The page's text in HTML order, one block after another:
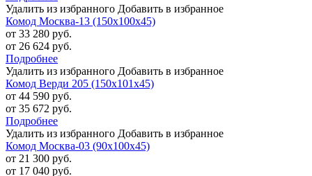
Удалить из избранного Добавить в избранное
Комод Москва-13 (150х100х45)
от 33 280 руб.
от 26 624 руб.
Подробнее
Удалить из избранного Добавить в избранное
Комод Верди 205 (150х101х45)
от 44 590 руб.
от 35 672 руб.
Подробнее
Удалить из избранного Добавить в избранное
Комод Москва-03 (90х100х45)
от 21 300 руб.
от 17 040 руб.